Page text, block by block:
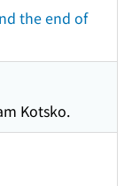
the end of
Kotsko.